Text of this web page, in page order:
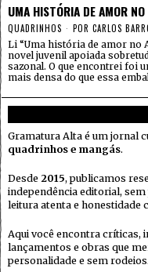
UMA HISTÓRIA DE AMOR
QUADRINHOS POR CARLOS
Li “Uma história de amor no
novel juvenil apoiada
sazonal. O que encontrei foi
mais densa do que essa
Gramatura Alta é um jornal
quadrinhos e mangás.
Desde 2015, publicamos
independência editorial,
leitura atenta e honestidade
Aqui você encontra críticas,
lançamentos e obras que
personalidade e sem rodeios.